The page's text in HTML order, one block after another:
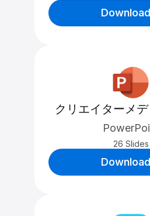
Download
クリエイターメ
26 Slides
Download